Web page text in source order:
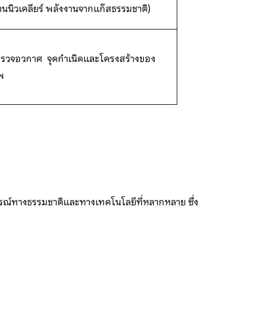
นิวเคลียร์ พลังงานจากแก๊สธรรมชาติ)
วจอวกาศ จุดกำเนิดและโครงสร้างของ
ทางธรรมชาติและทางเทคโนโลยีที่หลากหลาย ซึ่ง